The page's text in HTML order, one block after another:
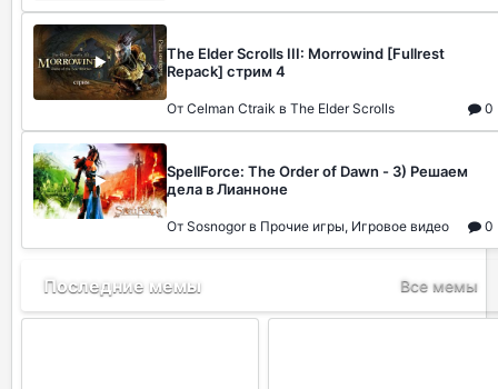
The Elder Scrolls III: Morrowind [Fullrest
Repack] стрим 4
От Celman Ctraik в The Elder Scrolls 0
SpellForce: The Order of Dawn - 3) Решаем
дела в Лианноне
От Sosnogor в Прочие игры, Игровое видео 0
Последние мемы Все мемы